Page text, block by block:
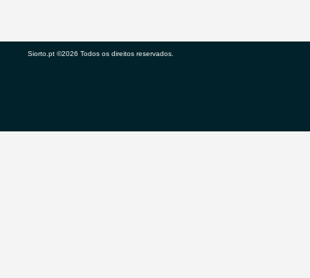
Siorto.pt ©2026 Todos os direitos reservados.